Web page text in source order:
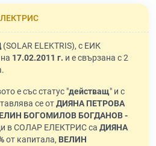
(SOLAR ELEKTRIS), с ЕИК
17.02.2011 г. и е свързана с 2
е със статус "действащ" и с
се отДИЯНА ПЕТРОВА
БОГОМИЛОВ БОГДАНОВ -
в СОЛАР ЕЛЕКТРИС са ДИЯНА
от капитала, ВЕЛИН